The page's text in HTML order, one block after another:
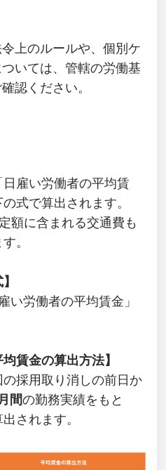
上のルールや、個別ケ
いては、管轄の労働基
認ください。
雇い労働者の平均賃
式で算出されます。
額に含まれる交通費も
。
労働者の平均賃金」
賃金の算出方法】
採用取り消しの前日か
間の勤務実績をもと
されます。